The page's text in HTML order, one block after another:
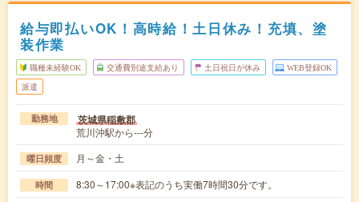
給与即払いOK！高時給！土日休み！充填、塗
装作業
職種未経験OK 交通費別途支給あり 土日祝日が休み WEB登録OK
派遣
勤務地 茨城県稲敷郡
荒川沖駅から---分
曜日頻度 月～金・土
時間 8:30～17:00※表記のうち実働7時間30分です。